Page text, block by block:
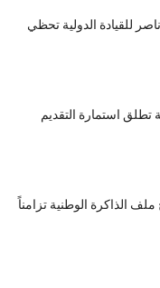
للقيادة الدولية تحظي
تطلق استمارة التقديم
الذاكرة الوطنية تزامناً